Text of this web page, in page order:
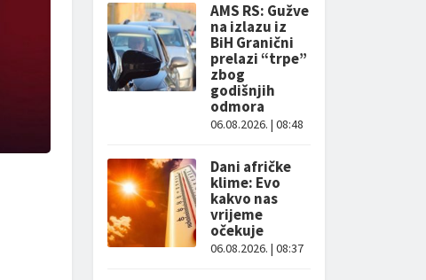
AMS RS: Gužve
na izlazu iz
BiH Granični
prelazi “trpe”
zbog
godišnjih
odmora
06.08.2026. | 08:48
Dani afričke
klime: Evo
kakvo nas
vrijeme
očekuje
06.08.2026. | 08:37